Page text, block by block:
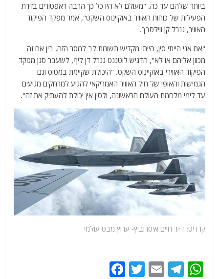
ביותר שלהם עד כה. "מעולם לא היו כל כך הרבה ראפטורים בזירת
הפעילות של כוחות האוויר באוקיינוס השקט", אמר מפקד הפיקוד
האוויר, גנרל קן ווילסבך.
"אם אני הייתי סין, הייתי מקדיש תשומת לב למסר הזה, בין אם זה
מכוון אליהם או לא", הדגיש לוטננט גנרל דן ליף, לשעבר סגן מפקד
הפיקוד האווירי באוקיינוס השקט. "היכולת שקיימת במטוס וגם
הגמישות והאופי של חיל האוויר האמריקאי להגיע למרחקים מגיעים
עד לימי מלחמת העולם הראשונה, ולסין אין יכולת להעתיק את זה".
קרדיט: ד״ר חיים איסרוביץ- ערוץ מבט עולמי
W
T
E
T